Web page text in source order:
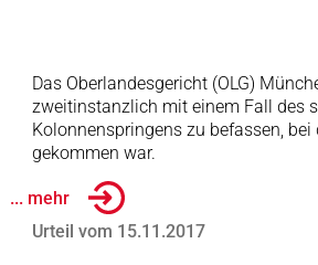
Das Oberlandesgericht (OLG)
zweitinstanzlich mit einem Fall des
Kolonnenspringens zu befassen,
gekommen war.
... mehr
Urteil vom 15.11.2017